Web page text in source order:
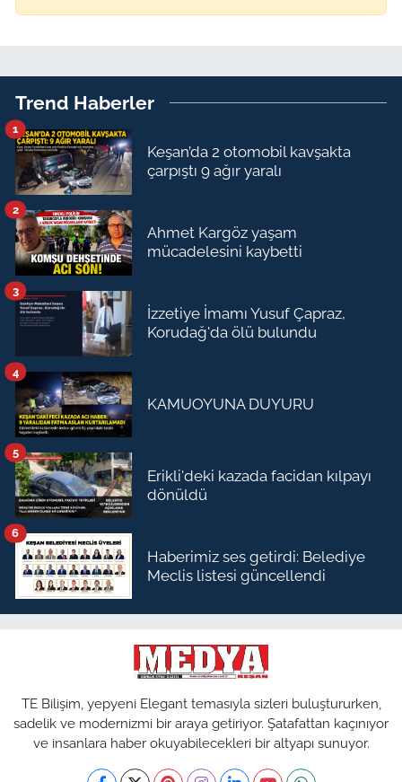
Trend Haberler
Keşan’da 2 otomobil kavşakta
çarpıştı 9 ağır yaralı
1
Ahmet Kargöz yaşam
mücadelesini kaybetti
2
İzzetiye İmamı Yusuf Çapraz,
Korudağ'da ölü bulundu
3
KAMUOYUNA DUYURU
4
Erikli'deki kazada facidan kılpayı
dönüldü
5
Haberimiz ses getirdi: Belediye
Meclis listesi güncellendi
6
TE Bilişim, yepyeni Elegant temasıyla sizleri buluştururken,
sadelik ve modernizmi bir araya getiriyor. Şatafattan kaçınıyor
ve insanlara haber okuyabilecekleri bir altyapı sunuyor.